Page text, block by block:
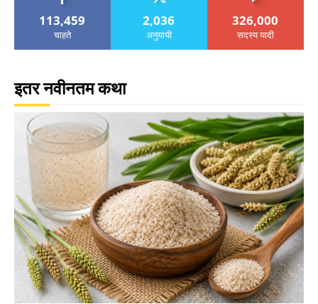
113,459
चाहते
2,036
अनुयायी
326,000
सदस्य यादी
इतर नवीनतम कथा